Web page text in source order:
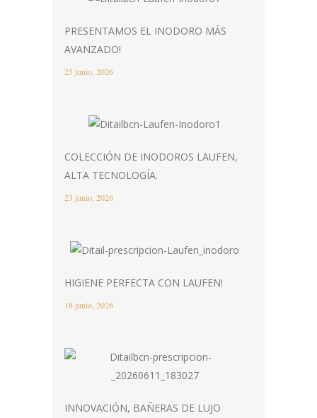
PRESENTAMOS EL INODORO MÁS
AVANZADO!
25 junio, 2026
COLECCIÓN DE INODOROS LAUFEN,
ALTA TECNOLOGÍA.
23 junio, 2026
HIGIENE PERFECTA CON LAUFEN!
18 junio, 2026
INNOVACIÓN, BAÑERAS DE LUJO